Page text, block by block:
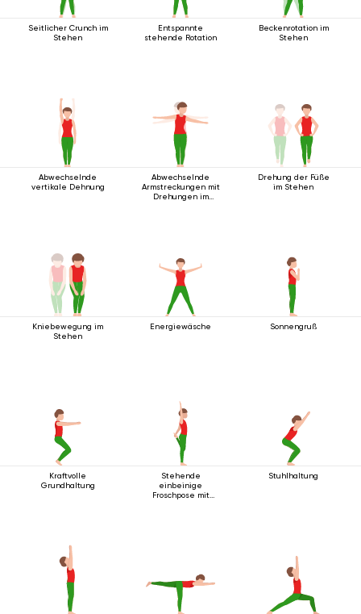
Seitlicher Crunch im
Stehen
Entspannte
stehende Rotation
Beckenrotation im
Stehen
Abwechselnde
vertikale Dehnung
Abwechselnde
Armstreckungen mit
Drehungen im
Drehung der Füße
im Stehen
Kniebewegung im
Stehen
Energiewäsche Sonnengruß
Kraftvolle
Grundhaltung
Stehende
einbeinige
Froschpose mit
Stuhlhaltung